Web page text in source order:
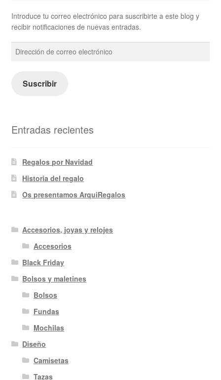
Introduce tu correo electrónico para suscribirte a este blog y
recibir notificaciones de nuevas entradas.
Dirección
de
electrónico
Suscribir
Entradas recientes
Regalos por Navidad
Historia del regalo
Os presentamos ArquiRegalos
Accesorios, joyas y relojes
Accesorios
Black Friday
Bolsos y maletines
Bolsos
Fundas
Mochilas
Diseño
Camisetas
Tazas